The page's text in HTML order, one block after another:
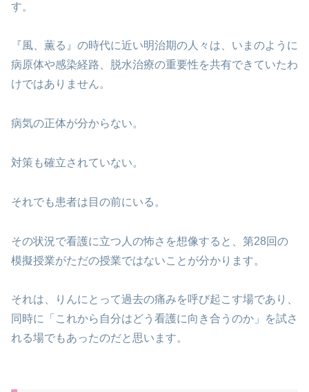
す。
『風、薫る』の時代に近い明治期の人々は、いまのように
病原体や感染経路、脱水治療の重要性を共有できていたわ
けではありません。
病気の正体が分からない。
対策も確立されていない。
それでも患者は目の前にいる。
その状況で看護に立つ人の怖さを想像すると、第28回の
模擬授業がただの授業ではないことが分かります。
それは、りんにとって過去の痛みを呼び起こす場であり、
同時に「これから自分はどう看護に向き合うのか」を試さ
れる場でもあったのだと思います。